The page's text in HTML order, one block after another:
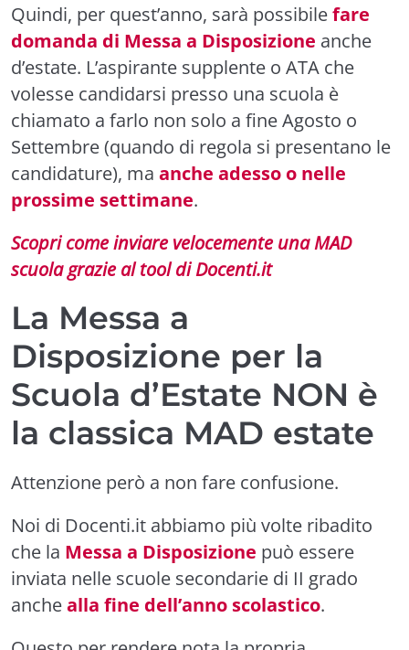
Quindi, per quest’anno, sarà possibilefare
domanda di Messa a Disposizione anche
d’estate. L’aspirante supplente o ATA che
volesse candidarsi presso una scuola è
chiamato a farlo non solo a fine Agosto o
Settembre (quando di regola si presentano le
candidature), ma anche adesso o nelle
prossime settimane.
Scopri come inviare velocemente una MAD
scuola grazie al tool di Docenti.it
La Messa a
Disposizione per la
Scuola d’Estate NON è
la classica MAD estate
Attenzione però a non fare confusione.
Noi di Docenti.it abbiamo più volte ribadito
che la Messa a Disposizione può essere
inviata nelle scuole secondarie di II grado
anchealla fine dell’anno scolastico.